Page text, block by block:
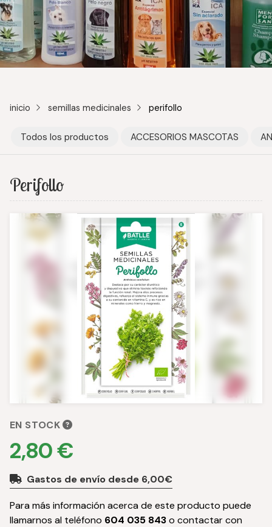
inicio semillas medicinales perifollo
Todos los productos ACCESORIOS MASCOTAS
Perifollo
EN STOCK
2,80 €
Gastos de envío desde 6,00€
Para más información acerca de este producto puede
llamarnos al teléfono 604 035 843o contactar con